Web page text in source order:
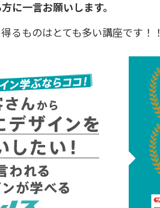
に一言お願いします。
るものはとても多い講座です！！